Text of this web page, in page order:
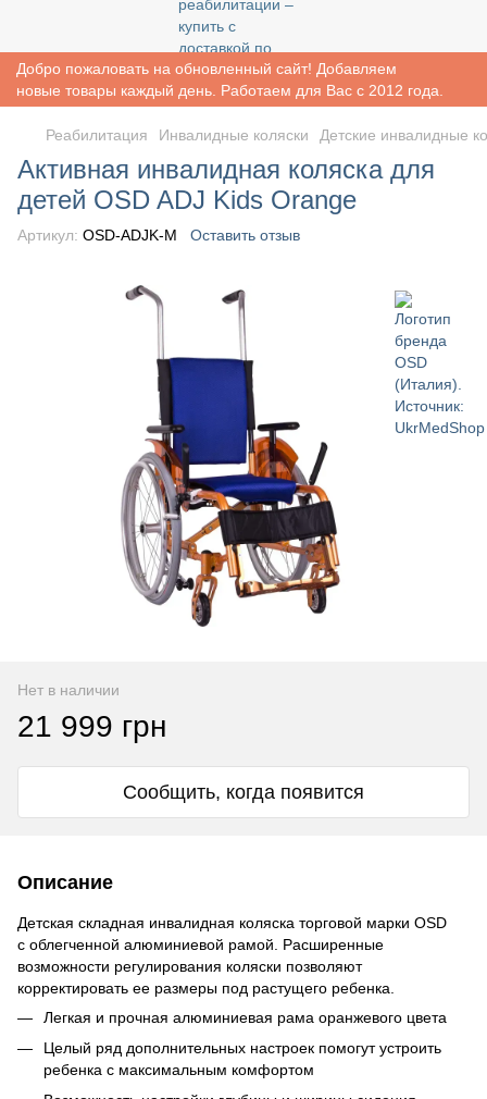
Добро пожаловать на обновленный сайт! Добавляем
новые товары каждый день. Работаем для Вас с 2012 года.
Реабилитация Инвалидные коляски Детские инвалидные
Активная инвалидная коляска для
детей OSD ADJ Kids Orange
Артикул: OSD-ADJK-M Оставить отзыв
Нет в наличии
21 999 грн
Сообщить, когда появится
Описание
Детская складная инвалидная коляска торговой марки OSD
с облегченной алюминиевой рамой. Расширенные
возможности регулирования коляски позволяют
корректировать ее размеры под растущего ребенка.
Легкая и прочная алюминиевая рама оранжевого цвета
Целый ряд дополнительных настроек помогут устроить
ребенка с максимальным комфортом